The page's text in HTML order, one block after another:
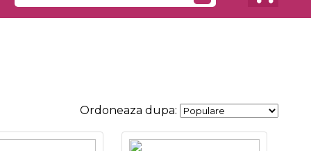
Ordoneaza dupa: